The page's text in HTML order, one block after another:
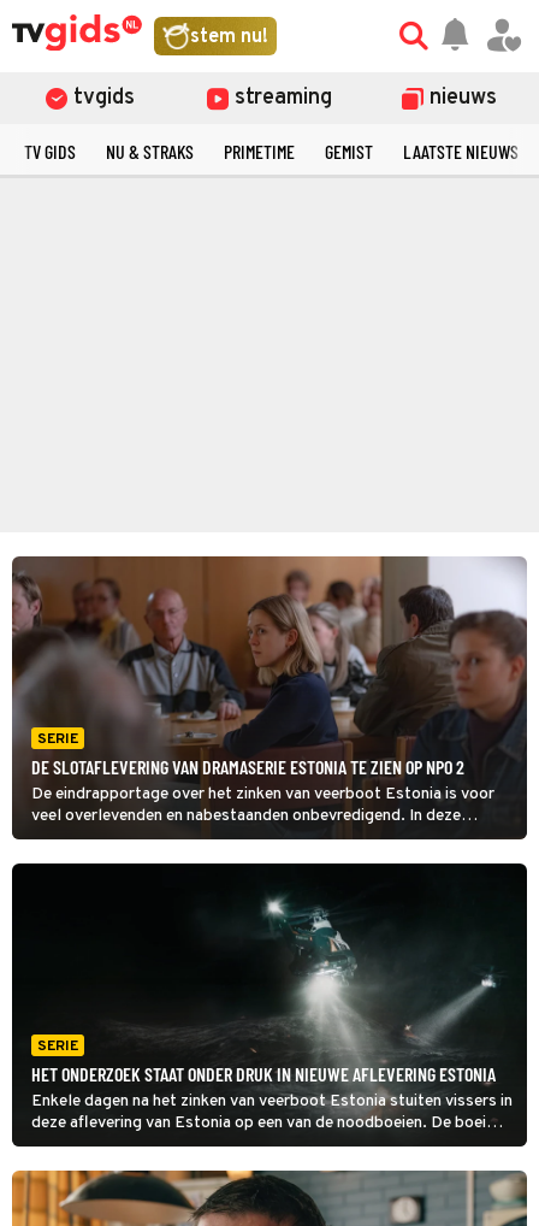
stem nu!
tvgids streaming nieuws
TV GIDS NU & STRAKS PRIMETIME GEMIST LAATSTE NIEUWS
SERIE
DE SLOTAFLEVERING VAN DRAMASERIE ESTONIA TE ZIEN OP NPO 2
De eindrapportage over het zinken van veerboot Estonia is voor
veel overlevenden en nabestaanden onbevredigend. In deze
slotaflevering zoeken ze antwoorden op de vele vragen rond de
dodelijke scheepsramp.
SERIE
HET ONDERZOEK STAAT ONDER DRUK IN NIEUWE AFLEVERING ESTONIA
Enkele dagen na het zinken van veerboot Estonia stuiten vissers in
deze aflevering van Estonia op een van de noodboeien. De boei
moet naar Zweden voor onderzoek, wat voor extra vertraging
zorgt. Ondertussen roepen publiek en pers om antwoorden.